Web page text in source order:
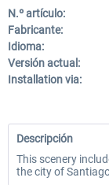
N.º artículo:
Fabricante:
Idioma:
Versión actual:
Installation via:
Descripción
This scenery
the city of